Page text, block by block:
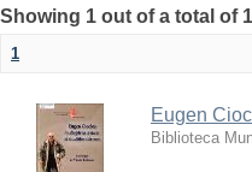
Showing 1 out of a total of
1
Eugen
Biblioteca